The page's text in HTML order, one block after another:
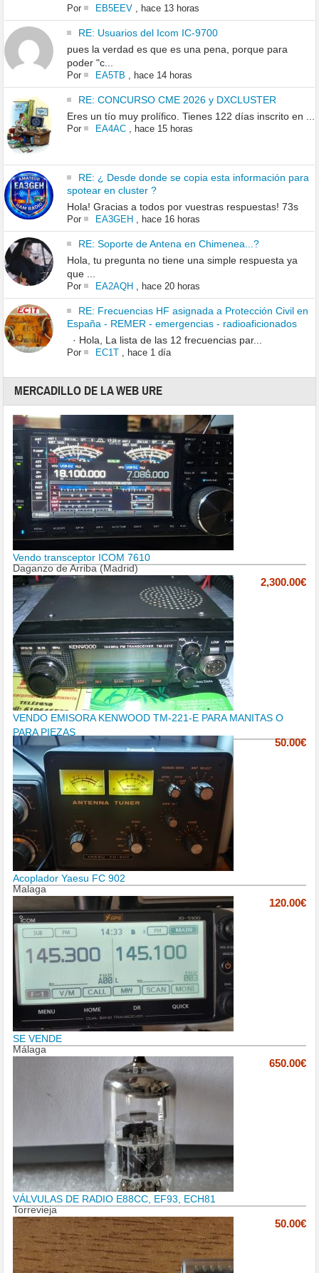
Por EB5EEV, hace 13 horas
RE: Usuarios del Icom IC-9700
pues la verdad es que es una pena, porque para
poder "c...
Por EA5TB hace 14 horas
RE: CONCURSO CME 2026 y DXCLUSTER
Eres un tío muy prolífico. Tienes 122 días inscrito en ...
Por EA4AC, hace 15 horas
RE: ¿ Desde donde se copia esta información para
spotear en cluster ?
Hola! Gracias a todos por vuestras respuestas! 73s
Por EA3GEH, hace 16 horas
RE: Soporte de Antena en Chimenea...?
Hola, tu pregunta no tiene una simple respuesta ya
que ...
Por EA2AQH, hace 20 horas
RE: Frecuencias HF asignada a Protección Civil en
España - REMER - emergencias - radioaficionados
· Hola, La lista de las 12 frecuencias par...
Por EC1T, hace 1 día
MERCADILLO DE LA WEB URE
Vendo transceptor ICOM 7610
Daganzo de Arriba (Madrid)
2,300.00€
VENDO EMISORA KENWOOD TM-221-E PARA MANITAS O
PARA PIEZAS
50.00€
Acoplador Yaesu FC 902
Malaga
120.00€
SE VENDE
Málaga
650.00€
VÁLVULAS DE RADIO E88CC, EF93, ECH81
Torrevieja
50.00€